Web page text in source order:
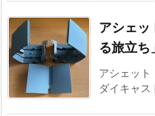
アシェ
る旅立
アシェット
ダイキャス